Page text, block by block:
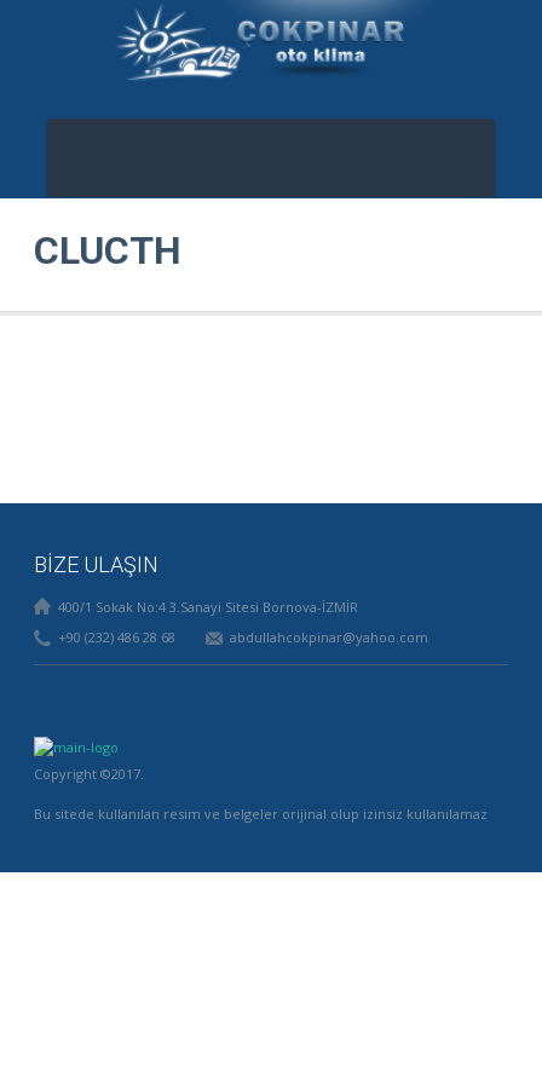
CLUCTH
BİZE ULAŞIN
400/1 Sokak No:4 3.Sanayi Sitesi Bornova-İZMİR
+90 (232) 486 28 68
abdullahcokpinar@yahoo.com
Copyright ©2017.
Bu sitede kullanılan resim ve belgeler orijinal olup izinsiz kullanılamaz